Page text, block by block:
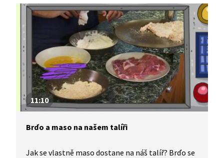
11:10
Brďo a maso na našem talíři
Jak se vlastně maso dostane na náš talíř? Brďo se